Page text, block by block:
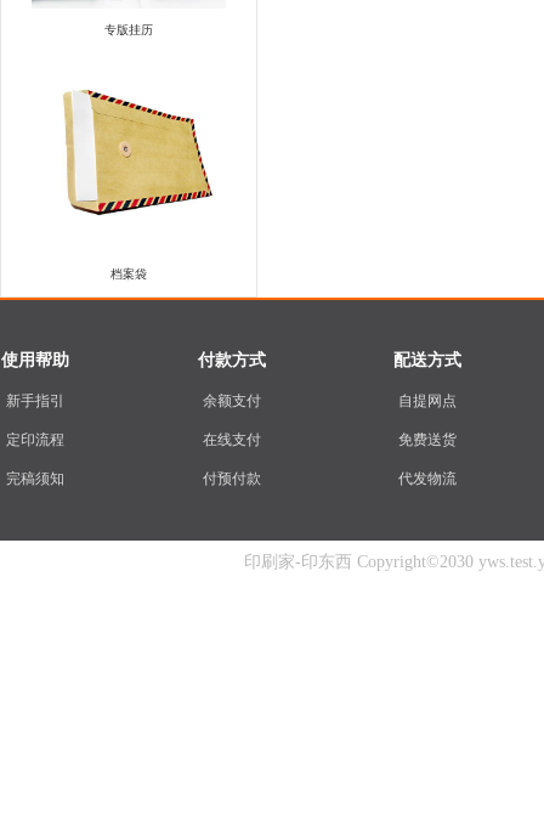
专版挂历
档案袋
使用帮助
新手指引
定印流程
完稿须知
付款方式
余额支付
在线支付
付预付款
配送方式
自提网点
免费送货
代发物流
印刷家-印东西 Copyright©2030